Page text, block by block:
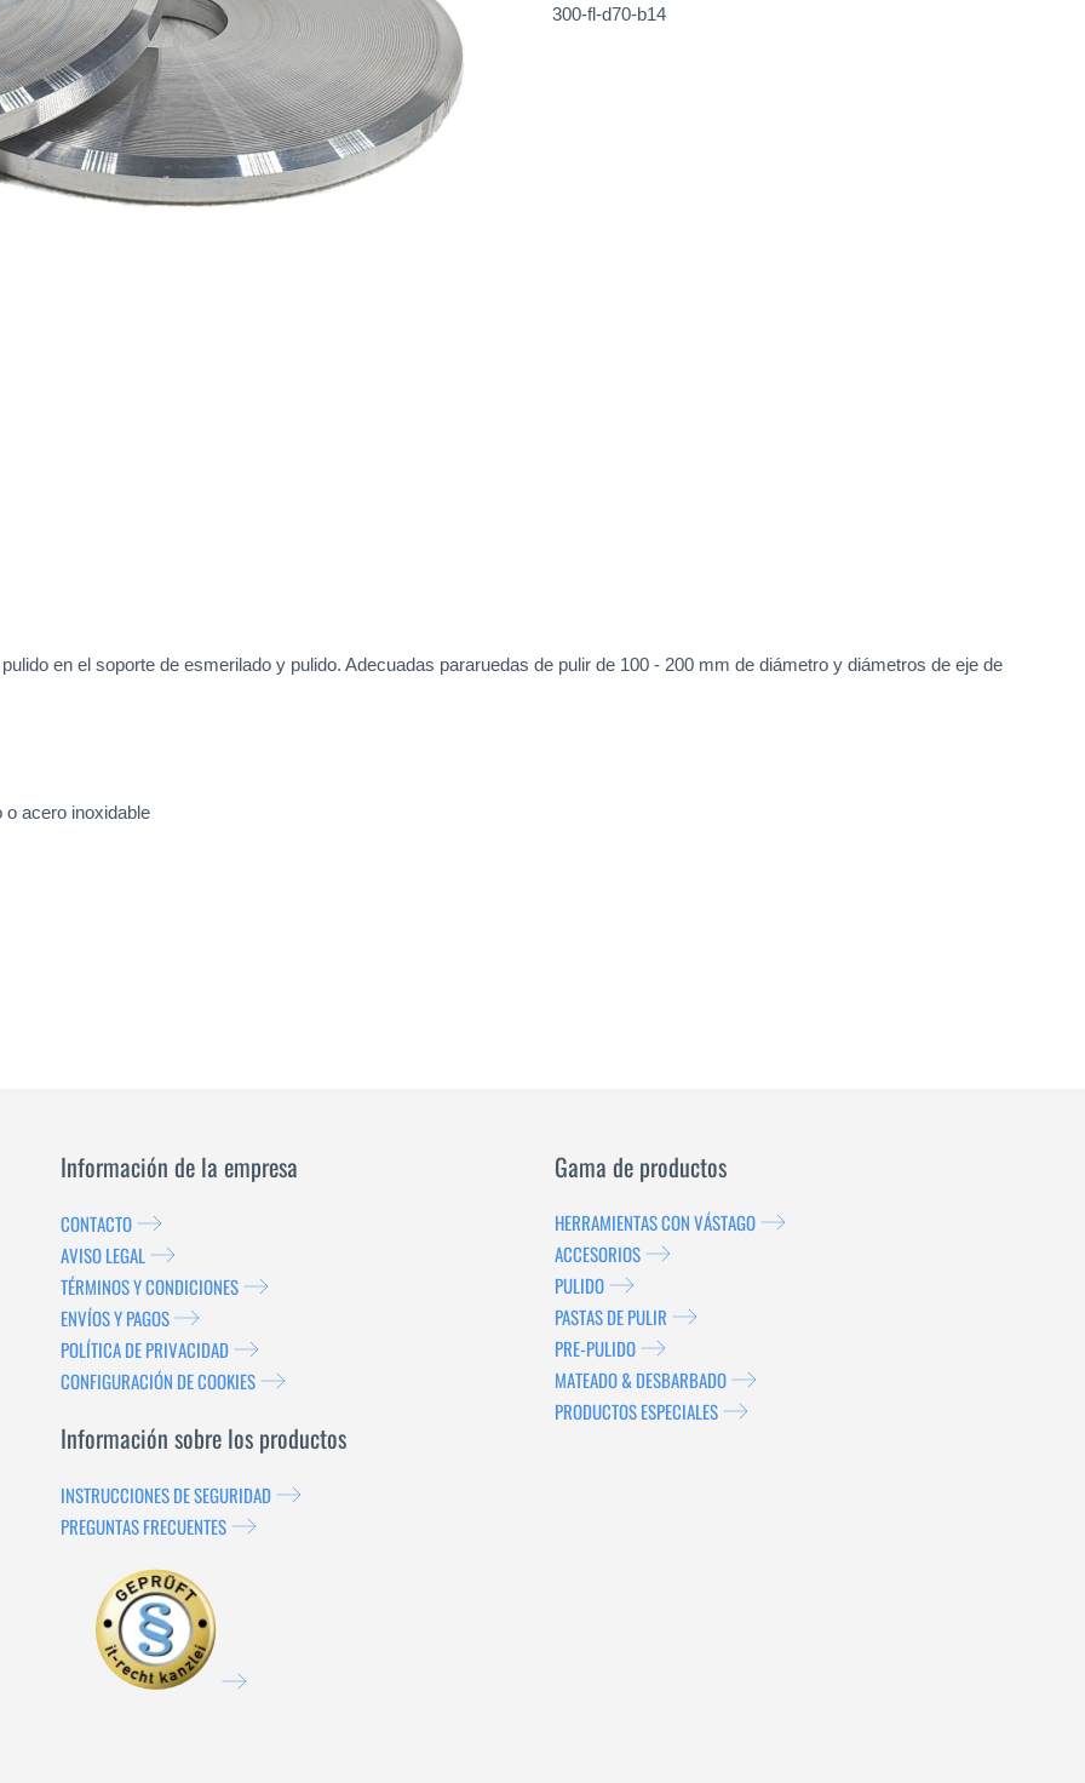
300-fl-d70-b14
en el soporte de esmerilado y pulido. Adecuadas pararuedas de pulir de 100 - 200 mm de diámetro y diámetros de eje de
o acero inoxidable
Información de la empresa
CONTACTO
AVISO LEGAL
TÉRMINOS Y CONDICIONES
ENVÍOS Y PAGOS
POLÍTICA DE PRIVACIDAD
CONFIGURACIÓN DE COOKIES
Información sobre los productos
INSTRUCCIONES DE SEGURIDAD
PREGUNTAS FRECUENTES
Gama de productos
HERRAMIENTAS CON VÁSTAGO
ACCESORIOS
PULIDO
PASTAS DE PULIR
PRE-PULIDO
MATEADO & DESBARBADO
PRODUCTOS ESPECIALES